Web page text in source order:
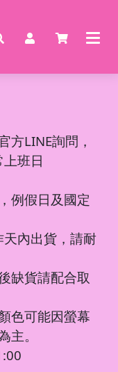
方LINE詢問，
班日
例假日及國定
天內出貨，請耐
缺貨請配合取
色可能因螢幕
主。